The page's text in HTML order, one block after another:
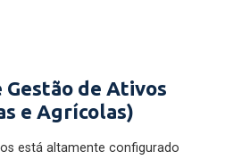
Gestão de Ativos
e Agrícolas)
está altamente configurado